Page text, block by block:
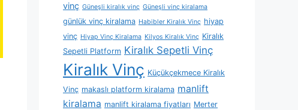
vinç Güneşli kiralık vinç Güneşli vinç kiralama
günlük vinç kiralama Habibler Kiralık Vinç hiyap
vinç Hiyap Vinç Kiralama Kilyos Kiralık Vinç Kiralık
Sepetli Platform Kiralık Sepetli Vinç
Kiralık Vinç Küçükçekmece Kiralık
Vinç makaslı platform kiralama manlift
kiralama manlift kiralama fiyatları Merter